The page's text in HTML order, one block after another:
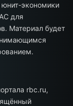
экономики
для
Материал будет
rbc.ru,